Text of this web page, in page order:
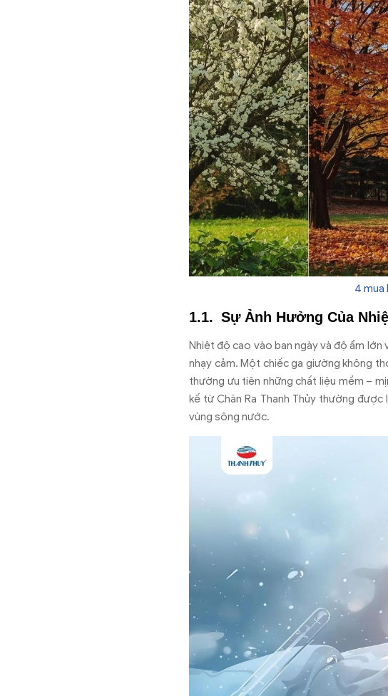
4 mua
Sự Ảnh Hưởng Của
Nhiệt độ cao vào ban ngày và độ ẩm
nhạy cảm. Một chiếc ga giường không
thường ưu tiên những chất liệu mềm –
kế từ Chăn Ra Thanh Thủy thường
vùng sông nước.